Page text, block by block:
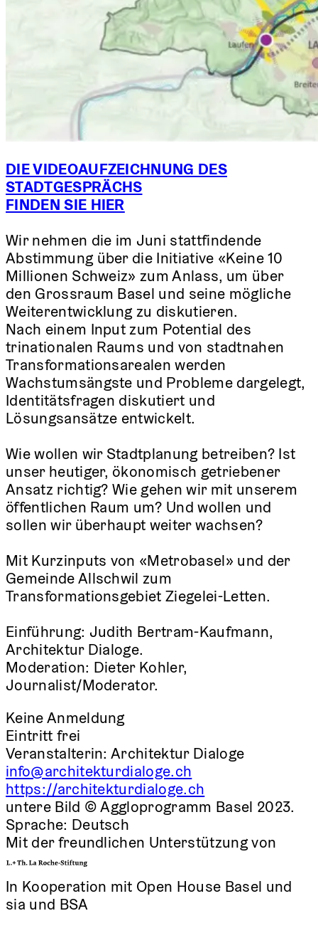
DIE VIDEOAUFZEICHNUNG DES
STADTGESPRÄCHS
FINDEN SIE HIER
Wir nehmen die im Juni stattfindende
Abstimmung über die Initiative «Keine 10
Millionen Schweiz» zum Anlass, um über
den Grossraum Basel und seine mögliche
Weiterentwicklung zu diskutieren.
Nach einem Input zum Potential des
trinationalen Raums und von stadtnahen
Transformationsarealen werden
Wachstumsängste und Probleme dargelegt,
Identitätsfragen diskutiert und
Lösungsansätze entwickelt.
Wie wollen wir Stadtplanung betreiben? Ist
unser heutiger, ökonomisch getriebener
Ansatz richtig? Wie gehen wir mit unserem
öffentlichen Raum um? Und wollen und
sollen wir überhaupt weiter wachsen?
Mit Kurzinputs von «Metrobasel» und der
Gemeinde Allschwil zum
Transformationsgebiet Ziegelei-Letten.
Einführung: Judith Bertram-Kaufmann,
Architektur Dialoge.
Moderation: Dieter Kohler,
Journalist/Moderator.
Keine Anmeldung
Eintritt frei
Veranstalterin: Architektur Dialoge
info@architekturdialoge.ch
https://architekturdialoge.ch
untere Bild © Aggloprogramm Basel 2023.
Sprache: Deutsch
Mit der freundlichen Unterstützung von
In Kooperation mit Open House Basel und
sia und BSA